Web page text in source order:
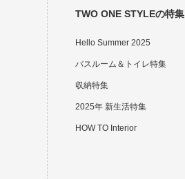
TWO ONE STYLEの特集
Hello Summer 2025
バスルーム＆トイレ特集
収納特集
2025年 新生活特集
HOW TO Interior